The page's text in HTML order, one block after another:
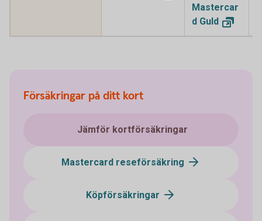
Mastercar
d Guld
Försäkringar på ditt kort
Jämför kortförsäkringar
Mastercard reseförsäkring
Köpförsäkringar